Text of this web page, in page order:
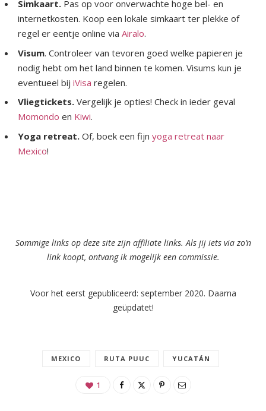
Simkaart. Pas op voor onverwachte hoge bel- en
internetkosten. Koop een lokale simkaart ter plekke of
regel er eentje online via Airalo.
Visum. Controleer van tevoren goed welke papieren je
nodig hebt om het land binnen te komen. Visums kun je
eventueel bij iVisa regelen.
Vliegtickets. Vergelijk je opties! Check in ieder geval
Momondo en Kiwi.
Yoga retreat. Of, boek een fijn yoga retreat naar
Mexico!
Sommige links op deze site zijn affiliate links. Als jij iets via zo’n
link koopt, ontvang ik mogelijk een commissie.
Voor het eerst gepubliceerd: september 2020. Daarna
geüpdatet!
MEXICO RUTA PUUC YUCATÁN
1